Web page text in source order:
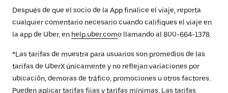
Después de que el socio de la App finalice el viaje, reporta
cualquier comentario necesario cuando califiques el viaje en
la app de Uber, en help.uber.como llamando al 800-664-1378.
*Las tarifas de muestra para usuarios son promedios de las
tarifas de UberX únicamente y no reflejan variaciones por
ubicación, demoras de tráfico, promociones u otros factores.
Pueden aplicar tarifas fijas y tarifas mínimas. Las tarifas